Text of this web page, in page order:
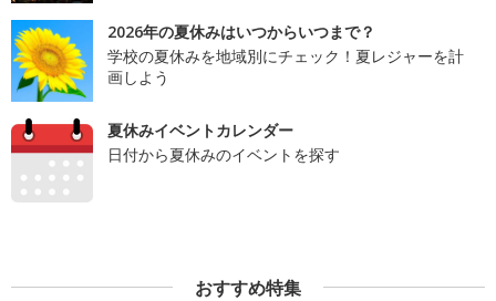
2026年の夏休みはいつからいつまで？
学校の夏休みを地域別にチェック！夏レジャーを計
画しよう
夏休みイベントカレンダー
日付から夏休みのイベントを探す
おすすめ特集